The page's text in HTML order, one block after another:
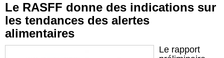
Le RASFF donne des indications sur
les tendances des alertes
alimentaires
Le rapport